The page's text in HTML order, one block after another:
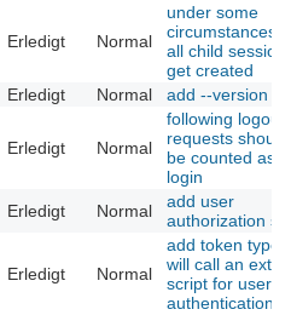
Erledigt Normal
under some
circumstances
all child
get created
Erledigt Normal add --version
Erledigt Normal
following logout
requests
be counted as
login
Erledigt Normal
add user
authorization
Erledigt Normal
add token type
will call an
script for user
authentication